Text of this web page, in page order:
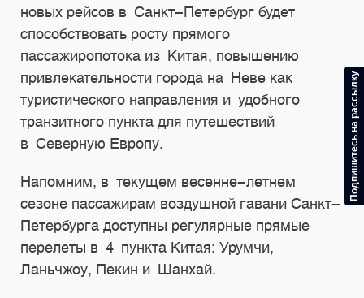
новых рейсов в Санкт-Петербург будет
способствовать росту прямого
пассажиропотока из Китая, повышению
привлекательности города на Неве как
туристического направления и удобного
транзитного пункта для путешествий
в Северную Европу.
Напомним, в текущем весенне-летнем
сезоне пассажирам воздушной гавани Санкт-
Петербурга доступны регулярные прямые
перелеты в 4 пункта Китая: Урумчи,
Ланьчжоу, Пекин и Шанхай.
Подпишитесь на рассылку